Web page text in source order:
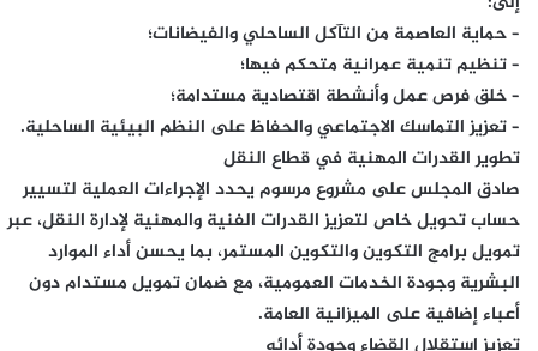
– حماية العاصمة من التآكل الساحلي والفيضانات؛
– تنظيم تنمية عمرانية متحكم فيها؛
– خلق فرص عمل وأنشطة اقتصادية مستدامة؛
– تعزيز التماسك الاجتماعي والحفاظ على النظم البيئية الساحلية.
تطوير القدرات المهنية في قطاع النقل
صادق المجلس على مشروع مرسوم يحدد الإجراءات العملية لتسيير
حساب تحويل خاص لتعزيز القدرات الفنية والمهنية لإدارة النقل، عبر
تمويل برامج التكوين والتكوين المستمر، بما يحسن أداء الموارد
البشرية وجودة الخدمات العمومية، مع ضمان تمويل مستدام دون
أعباء إضافية على الميزانية العامة.